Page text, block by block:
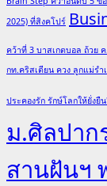
2025) ที่สิงคโปร์
คว้าที่ 3 บาสเกตบอล ถ้วย ค.
กท.คริสเตียน ควง ลูกแม่ร
ประคองรัก รักษ์โลกให้ยั่งยื
ม.ศิลปาก
สานฝันฯ